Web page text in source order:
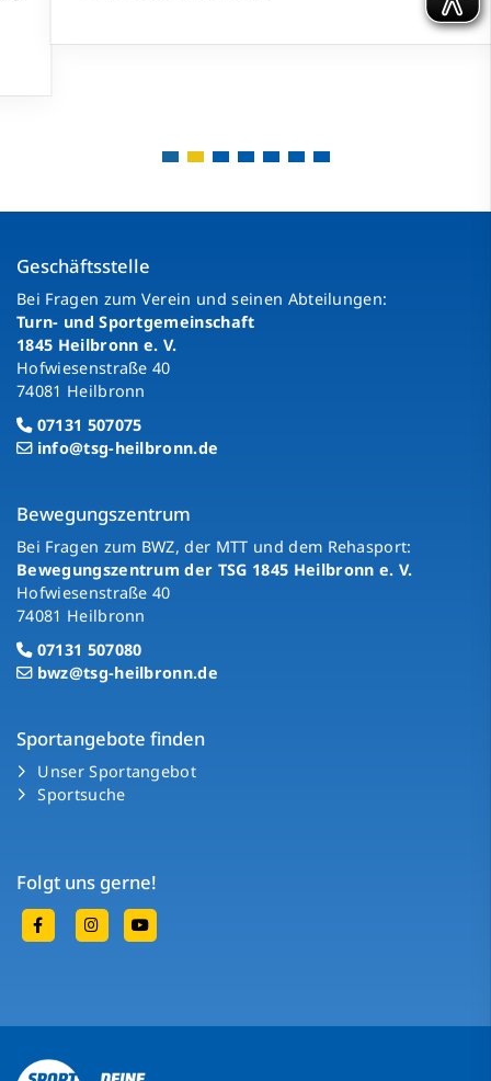
Geschäftsstelle
Bei Fragen zum Verein und seinen Abteilungen:
Turn- und Sportgemeinschaft
1845 Heilbronn e. V.
Hofwiesenstraße 40
74081 Heilbronn
07131 507075
info@tsg-heilbronn.de
Bewegungszentrum
Bei Fragen zum BWZ, der MTT und dem Rehasport:
Bewegungszentrum der TSG 1845 Heilbronn e. V.
Hofwiesenstraße 40
74081 Heilbronn
07131 507080
bwz@tsg-heilbronn.de
Sportangebote finden
Unser Sportangebot
Sportsuche
Folgt uns gerne!